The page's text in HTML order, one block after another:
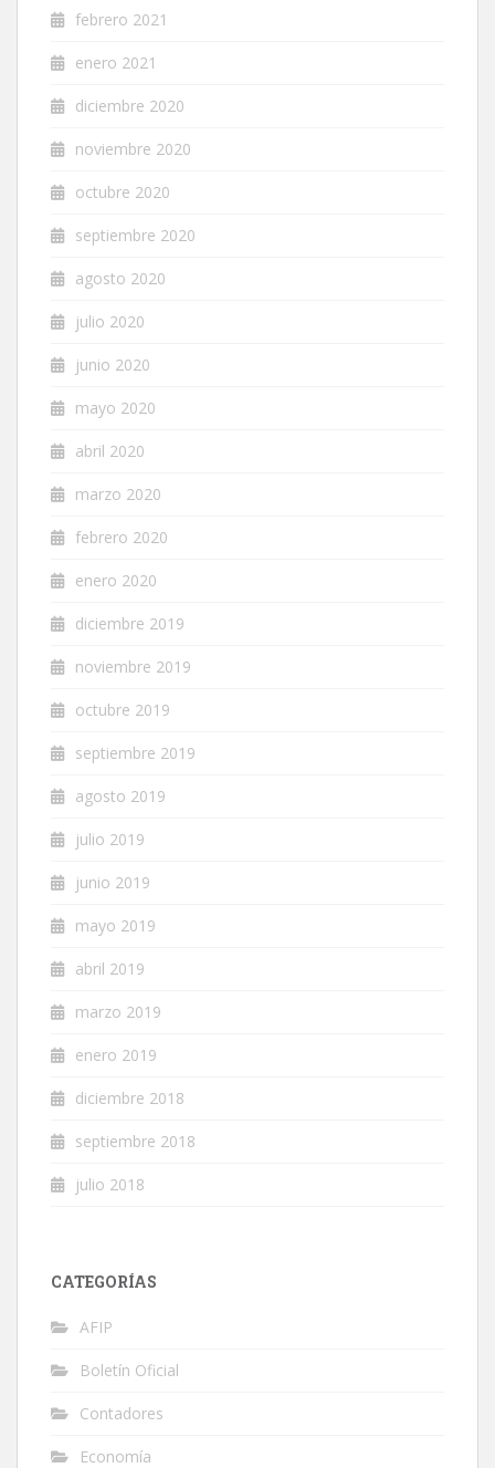
febrero 2021
enero 2021
diciembre 2020
noviembre 2020
octubre 2020
septiembre 2020
agosto 2020
julio 2020
junio 2020
mayo 2020
abril 2020
marzo 2020
febrero 2020
enero 2020
diciembre 2019
noviembre 2019
octubre 2019
septiembre 2019
agosto 2019
julio 2019
junio 2019
mayo 2019
abril 2019
marzo 2019
enero 2019
diciembre 2018
septiembre 2018
julio 2018
CATEGORÍAS
AFIP
Boletín Oficial
Contadores
Economía